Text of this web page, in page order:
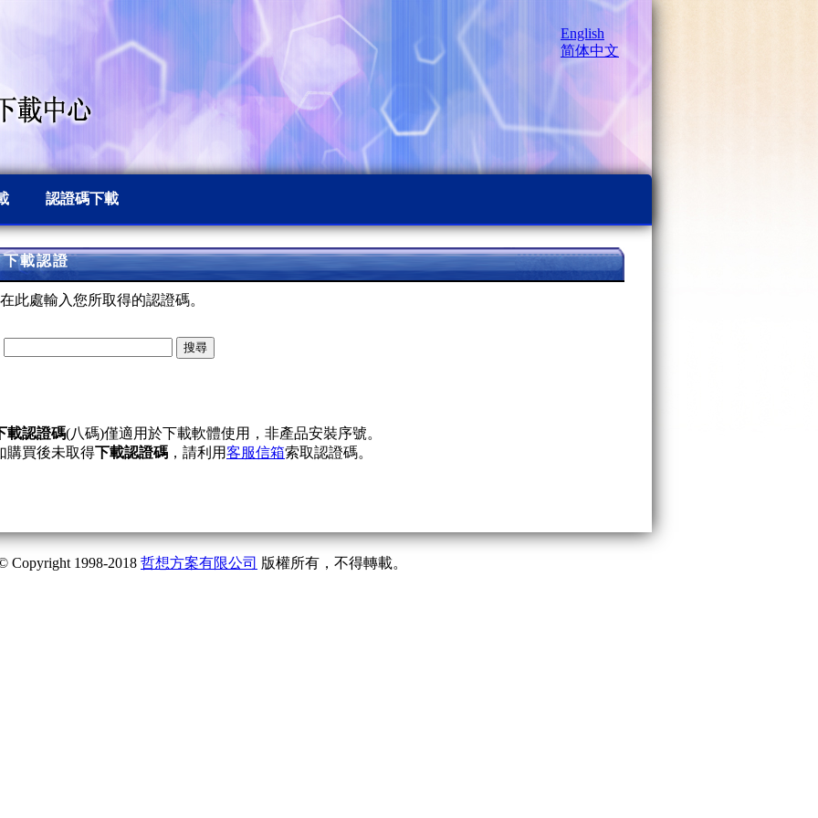
認證碼下載
English
简体中文
下載認證
此處輸入您所取得的認證碼。
載認證碼(八碼)僅適用於下載軟體使用，非產品安裝序號。
購買後未取得下載認證碼 ，請利用客服信箱索取認證碼。